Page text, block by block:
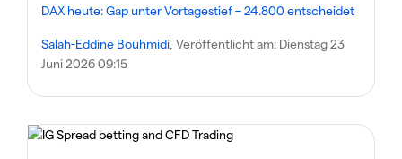
DAX heute: Gap unter Vortagestief – 24.800 entscheidet
Salah-Eddine Bouhmidi , Veröffentlicht am: Dienstag 23
Juni 2026 09:15